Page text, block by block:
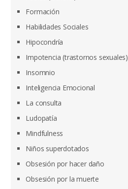
Formación
Habilidades Sociales
Hipocondría
Impotencia (trastornos sexuales)
Insomnio
Inteligencia Emocional
La consulta
Ludopatía
Mindfulness
Niños superdotados
Obsesión por hacer daño
Obsesión por la muerte